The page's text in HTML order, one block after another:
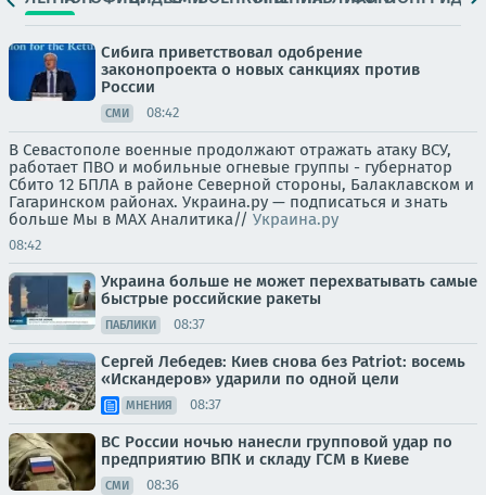
Сибига приветствовал одобрение
законопроекта о новых санкциях против
России
СМИ 08:42
В Севастополе военные продолжают отражать атаку ВСУ,
работает ПВО и мобильные огневые группы - губернатор
Сбито 12 БПЛА в районе Северной стороны, Балаклавском и
Гагаринском районах. Украина.ру — подписаться и знать
больше Мы в MAX Аналитика// Украина.ру
08:42
Украина больше не может перехватывать самые
быстрые российские ракеты
ПАБЛИКИ 08:37
Сергей Лебедев: Киев снова без Patriot: восемь
«Искандеров» ударили по одной цели
МНЕНИЯ 08:37
ВС России ночью нанесли групповой удар по
предприятию ВПК и складу ГСМ в Киеве
СМИ 08:36